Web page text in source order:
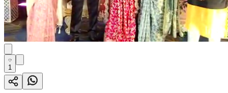
1